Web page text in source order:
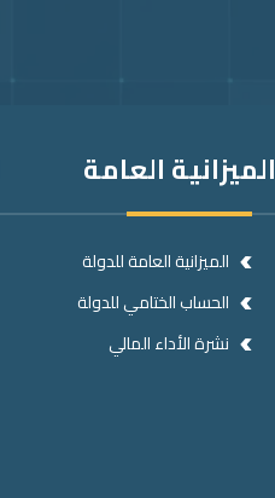
الميزانية العامة
الميزانية العامة للدولة
الحساب الختامي للدولة
نشرة الأداء المالي